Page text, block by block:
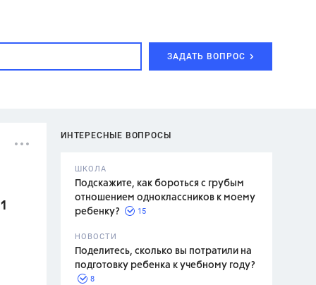
ЗАДАТЬ ВОПРОС
ИНТЕРЕСНЫЕ ВОПРОСЫ
ШКОЛА
Подскажите, как бороться с грубым
отношением одноклассников к моему
ребенку?
15
НОВОСТИ
Поделитесь, сколько вы потратили на
подготовку ребенка к учебному году?
8